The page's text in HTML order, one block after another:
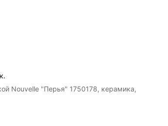
Nouvelle "Перья" 1750178, керамика,